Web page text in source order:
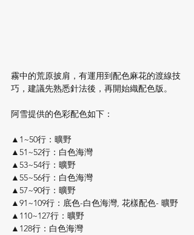
霧中的荒原披肩，有運用到配色麻花的渡線技
巧，建議先熟悉針法後，再開始織配色版。
阿雪提供的色彩配色如下：
▲1~50行：曠野
▲51~52行：白色海灣
▲53~54行：曠野
▲55~56行：白色海灣
▲57~90行：曠野
▲91~109行：底色-白色海灣, 花樣配色- 曠野
▲110~127行：曠野
▲128行：白色海灣